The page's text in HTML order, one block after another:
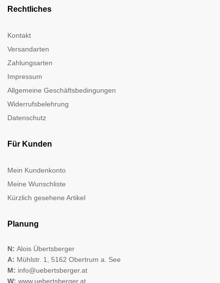
Rechtliches
Kontakt
Versandarten
Zahlungsarten
Impressum
Allgemeine Geschäftsbedingungen
Widerrufsbelehrung
Datenschutz
Für Kunden
Mein Kundenkonto
Meine Wunschliste
Kürzlich gesehene Artikel
Planung
N: Alois Übertsberger
A: Mühlstr. 1, 5162 Obertrum a. See
M: info@uebertsberger.at
W: www.uebertsberger.at